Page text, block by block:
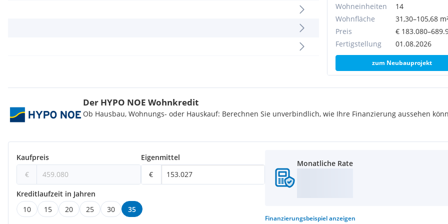
: Diese Linie verläuft entlang der Hütteldorfer Straße und verbindet
einen barrierefreien Zugang ermöglicht.
S-Bahn-Linie S45 (Vorortelinie): Die Haltestelle "Wien Breitensee" liegt in der Nähe und
bietet Anschluss an die S45, die eine Verbindung zwischen Hütteldorf und Handelskai
herstellt. Diese Linie ist besonders nützlich für Fahrten entlang des westlichen
Zusätzlich befinden sich in der Umgebung mehrere Buslinien, die weitere Verbindungen
gewährleistet eine flexible und effiziente Mobilität sowohl in die Innenstadt als auch in
andere Bezirke.
Energieausweis:
Wohneinheiten
14
Wohnfläche
31,30–105,68
Preis
€
Fertigstellung
01.08.2026
zum Neubauprojekt
Der HYPO NOE Wohnkredit
Ob Hausbau, Wohnungs- oder Hauskauf: Berechnen Sie unverbindlich, wie Ihre Finanzierung aussehen
Kaufpreis
€
Eigenmittel
€
Kreditlaufzeit in Jahren
10
15 20 25 30 35
Monatliche Rate
Finanzierungsbeispielanzeigen